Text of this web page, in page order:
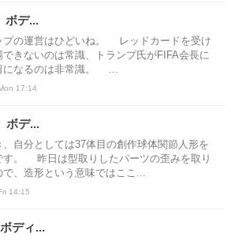
デ...
の運営はひどいね。 レッドカードを受け
きないのは常識、トランプ氏がFIFA会長に
になるのは非常識。 ...
17:14
デ...
自分としては37体目の創作球体関節人形を
す。 昨日は型取りしたパーツの歪みを取り
、造形という意味ではここ...
14:15
ィ...